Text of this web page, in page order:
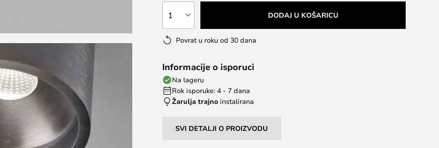
1 DODAJ U KOŠARICU
Povrat u roku od 30 dana
Informacije o isporuci
Na lageru
Rok isporuke: 4 - 7 dana
Žarulja trajno instalirana
SVI DETALJI O PROIZVODU